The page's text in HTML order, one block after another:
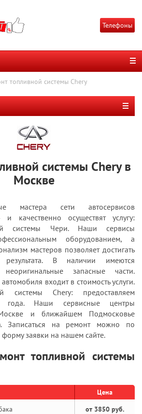
Телефоны
топливной системы Chery
системы Chery в
Москве
мастера сети автосервисов
качественно осуществят услугу:
системы Чери. Наши сервисы
оборудованием, а
мастеров позволяет достигать
результата. В наличии имеются
запасные части.
входит в стоимость услуги.
системы Chery: предоставляем
Наши сервисные центры
и ближайшем Подмосковье
Записаться на ремонт можно по
заявки на нашем сайте.
топливной системы
Цена
от 3850 руб.